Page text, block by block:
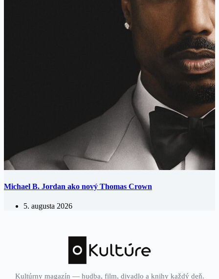
Michael B. Jordan ako nový Thomas Crown
5. augusta 2026
Kultúrny magazín — hudba, film, divadlo a knihy každý deň.